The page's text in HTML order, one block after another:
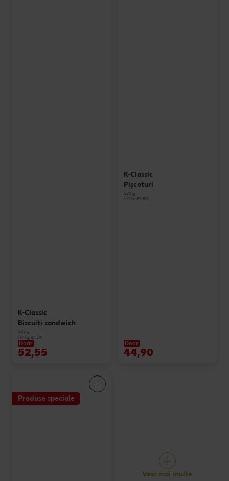
K-Classic
Biscuiți sandwich
600 g
(=1 kg 87.59)
Doar
52,55
K-Classic
Pișcoturi
500 g
(=1 kg 89.80)
Doar
44,90
Produse speciale
Vezi mai multe